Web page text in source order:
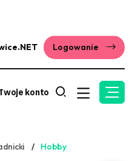
Logowanie
konto
Hobby